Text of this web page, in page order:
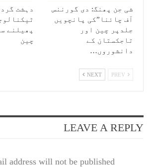
شی جن پھنگ: دی گورننس
آف چائنا”کی پانچویں
جلدپر چین اور
تاجکستان کے
دانشوروں…
دہشت
پھیلنے
چین
NEXT
LEAVE A REPLY
address will not be published.